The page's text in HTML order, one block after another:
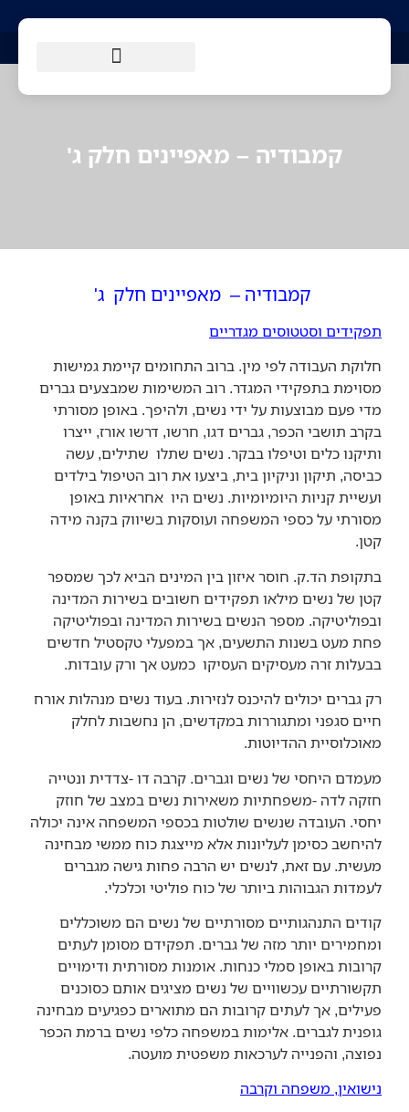
קמבודיה – מאפיינים חלק ג'
קמבודיה – מאפיינים חלק ג'
תפקידים וסטטוסים מגדריים
חלוקת העבודה לפי מין. ברוב התחומים קיימת גמישות
מסוימת בתפקידי המגדר. רוב המשימות שמבצעים גברים
מדי פעם מבוצעות על ידי נשים, ולהיפך. באופן מסורתי
בקרב תושבי הכפר, גברים דגו, חרשו, דרשו אורז, ייצרו
ותיקנו כלים וטיפלו בבקר. נשים שתלו שתילים, עשה
כביסה, תיקון וניקיון בית, ביצעו את רוב הטיפול בילדים
ועשיית קניות היומיומיות. נשים היו אחראיות באופן
מסורתי על כספי המשפחה ועוסקות בשיווק בקנה מידה
קטן.
בתקופת הד.ק. חוסר איזון בין המינים הביא לכך שמספר
קטן של נשים מילאו תפקידים חשובים בשירות המדינה
ובפוליטיקה. מספר הנשים בשירות המדינה ובפוליטיקה
פחת מעט בשנות התשעים, אך במפעלי טקסטיל חדשים
בבעלות זרה מעסיקים העסיקו כמעט אך ורק עובדות.
רק גברים יכולים להיכנס לנזירות. בעוד נשים מנהלות אורח
חיים סגפני ומתגוררות במקדשים, הן נחשבות לחלק
מאוכלוסיית ההדיוטות.
מעמדם היחסי של נשים וגברים. קרבה דו -צדדית ונטייה
חזקה לדה -משפחתיות משאירות נשים במצב של חוזק
יחסי. העובדה שנשים שולטות בכספי המשפחה אינה יכולה
להיחשב כסימן לעליונות אלא מייצגת כוח ממשי מבחינה
מעשית. עם זאת, לנשים יש הרבה פחות גישה מגברים
לעמדות הגבוהות ביותר של כוח פוליטי וכלכלי.
קודים התנהגותיים מסורתיים של נשים הם משוכללים
ומחמירים יותר מזה של גברים. תפקידם מסומן לעתים
קרובות באופן סמלי כנחות. אומנות מסורתית ודימויים
תקשורתיים עכשוויים של נשים מציגים אותם כסוכנים
פעילים, אך לעתים קרובות הם מתוארים כפגיעים מבחינה
גופנית לגברים. אלימות במשפחה כלפי נשים ברמת הכפר
נפוצה, והפנייה לערכאות משפטית מועטה.
נישואין, משפחה וקרבה